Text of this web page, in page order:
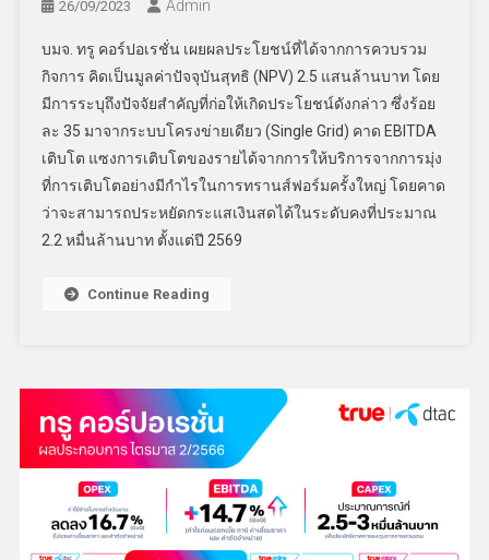
26/09/2023 Admin
บมจ. ทรู คอร์ปอเรชั่น เผยผลประโยชน์ที่ได้จากการควบรวม
กิจการ คิดเป็นมูลค่าปัจจุบันสุทธิ (NPV) 2.5 แสนล้านบาท โดย
มีการระบุถึงปัจจัยสำคัญที่ก่อให้เกิดประโยชน์ดังกล่าว ซึ่งร้อย
ละ 35 มาจากระบบโครงข่ายเดียว (Single Grid) คาด EBITDA
เติบโต แซงการเติบโตของรายได้จากการให้บริการจากการมุ่ง
ที่การเติบโตอย่างมีกำไรในการทรานส์ฟอร์มครั้งใหญ่ โดยคาด
ว่าจะสามารถประหยัดกระแสเงินสดได้ในระดับคงที่ประมาณ
2.2 หมื่นล้านบาท ตั้งแต่ปี 2569
Continue Reading